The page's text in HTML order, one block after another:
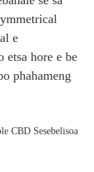
e
etsa hore e be
phahameng